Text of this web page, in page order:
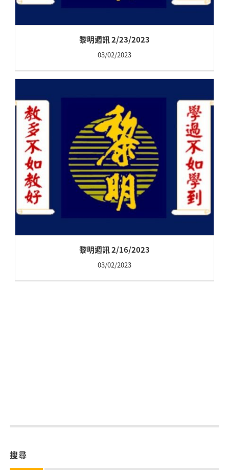
黎明週訊 2/23/2023
03/02/2023
黎明週訊 2/16/2023
03/02/2023
搜尋